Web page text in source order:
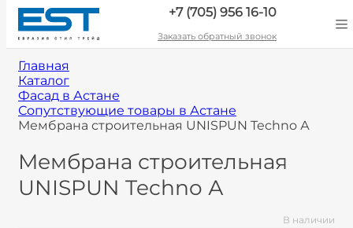
+7 (705) 956 16-10
Заказать обратный звонок
Главная
Каталог
Фасад в Астане
Сопутствующие товары в Астане
Мембрана строительная UNISPUN Techno А
Мембрана строительная
UNISPUN Techno А
В наличии